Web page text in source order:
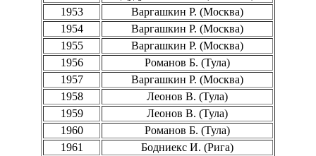
1953
Варгашкин Р. (Москва)
1954
Варгашкин Р. (Москва)
1955
Варгашкин Р. (Москва)
1956
Романов Б. (Тула)
1957
Варгашкин Р. (Москва)
1958
Леонов В. (Тула)
1959
Леонов В. (Тула)
1960
Романов Б. (Тула)
1961
Бодниекс И. (Рига)